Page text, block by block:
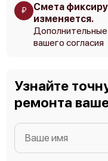
₽
Смета
изменяется.
вашего согласия
Узнайте
ремонта